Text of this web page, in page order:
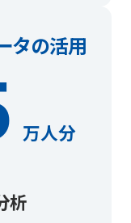
タの活用
万人分
析